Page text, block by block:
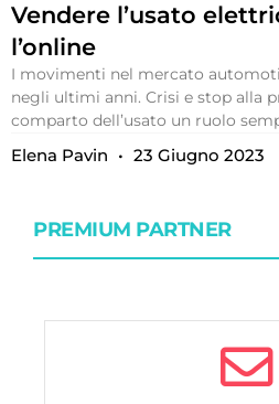
Vendere l’usato
l’online
I movimenti nel mercato
negli ultimi anni. Crisi e stop alla
comparto dell’usato un ruolo
Elena Pavin 23 Giugno 2023
PREMIUM PARTNER